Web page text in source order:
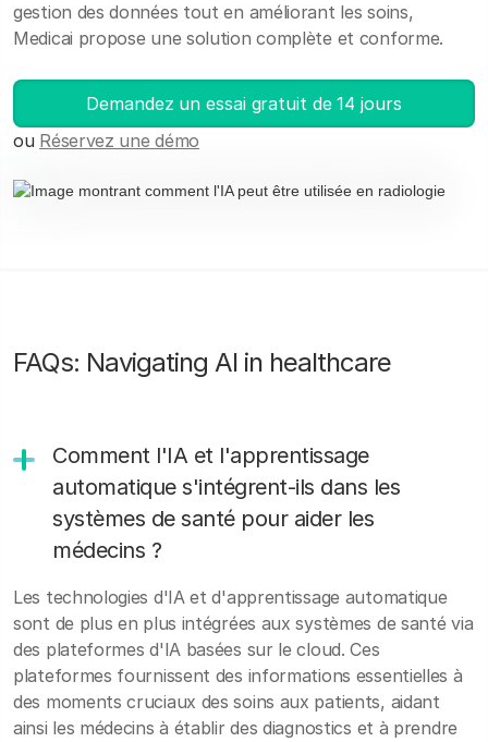
gestion des données tout en améliorant les soins,
Medicai propose une solution complète et conforme.
Demandez un essai gratuit de 14 jours
ou Réservez une démo
FAQs: Navigating AI in healthcare
Comment l'IA et l'apprentissage
automatique s'intégrent-ils dans les
systèmes de santé pour aider les
médecins ?
Les technologies d'IA et d'apprentissage automatique
sont de plus en plus intégrées aux systèmes de santé via
des plateformes d'IA basées sur le cloud. Ces
plateformes fournissent des informations essentielles à
des moments cruciaux des soins aux patients, aidant
ainsi les médecins à établir des diagnostics et à prendre